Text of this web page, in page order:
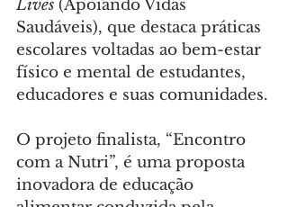
Lives (Apoiando Vidas
Saudáveis), que destaca práticas
escolares voltadas ao bem-estar
físico e mental de estudantes,
educadores e suas comunidades.
O projeto finalista, “Encontro
com a Nutri”, é uma proposta
inovadora de educação